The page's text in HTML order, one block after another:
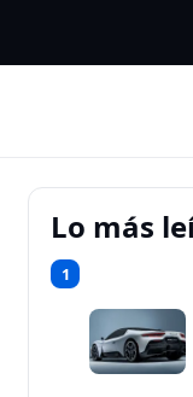
Lo más
1